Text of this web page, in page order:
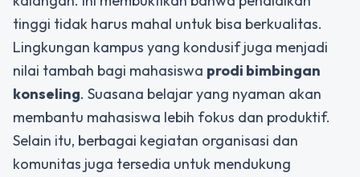
tinggi tidak harus mahal untuk bisa berkualitas.
Lingkungan kampus yang kondusif juga menjadi
nilai tambah bagi mahasiswa prodi bimbingan
konseling. Suasana belajar yang nyaman akan
membantu mahasiswa lebih fokus dan produktif.
Selain itu, berbagai kegiatan organisasi dan
komunitas juga tersedia untuk mendukung